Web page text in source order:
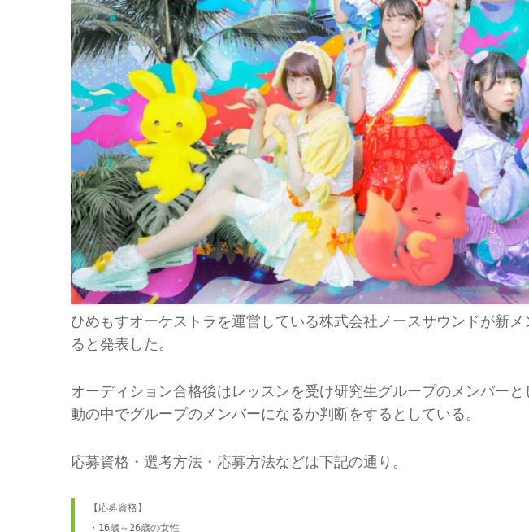
ひめもすオーケストラを運営している株式会社ノースサウンドが新
ると発表した。
オーディション合格後はレッスンを受け研究生グループのメンバー
動の中でグループのメンバーになるか判断をするとしている。
応募資格・選考方法・応募方法などは下記の通り。
【応募資格】
・16歳～26歳の女性